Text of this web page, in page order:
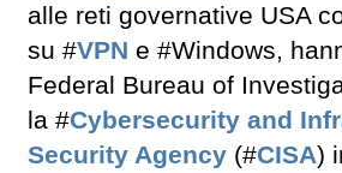
alle reti governative USA
su #VPN e #Windows,
Federal Bureau of
la #Cybersecurity and
Security Agency (#CISA)